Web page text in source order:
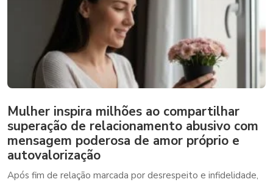
Mulher inspira milhões ao compartilhar
superação de relacionamento abusivo com
mensagem poderosa de amor próprio e
autovalorização
Após fim de relação marcada por desrespeito e infidelidade,